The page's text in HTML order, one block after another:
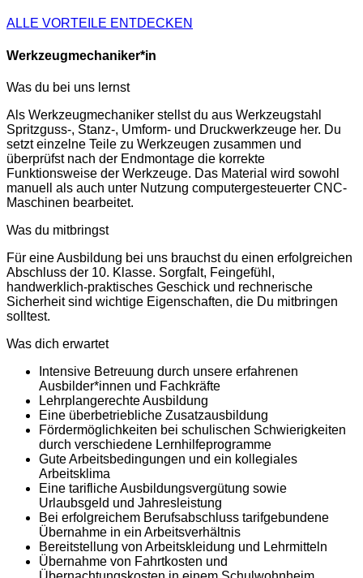
ALLE VORTEILE ENTDECKEN
Werkzeugmechaniker*in
Was du bei uns lernst
Als Werkzeugmechaniker stellst du aus Werkzeugstahl
Spritzguss-, Stanz-, Umform- und Druckwerkzeuge her. Du
setzt einzelne Teile zu Werkzeugen zusammen und
überprüfst nach der Endmontage die korrekte
Funktionsweise der Werkzeuge. Das Material wird sowohl
manuell als auch unter Nutzung computergesteuerter CNC-
Maschinen bearbeitet.
Was du mitbringst
Für eine Ausbildung bei uns brauchst du einen erfolgreichen
Abschluss der 10. Klasse. Sorgfalt, Feingefühl,
handwerklich-praktisches Geschick und rechnerische
Sicherheit sind wichtige Eigenschaften, die Du mitbringen
solltest.
Was dich erwartet
Intensive Betreuung durch unsere erfahrenen
Ausbilder*innen und Fachkräfte
Lehrplangerechte Ausbildung
Eine überbetriebliche Zusatzausbildung
Fördermöglichkeiten bei schulischen Schwierigkeiten
durch verschiedene Lernhilfeprogramme
Gute Arbeitsbedingungen und ein kollegiales
Arbeitsklima
Eine tarifliche Ausbildungsvergütung sowie
Urlaubsgeld und Jahresleistung
Bei erfolgreichem Berufsabschluss tarifgebundene
Übernahme in ein Arbeitsverhältnis
Bereitstellung von Arbeitskleidung und Lehrmitteln
Übernahme von Fahrtkosten und